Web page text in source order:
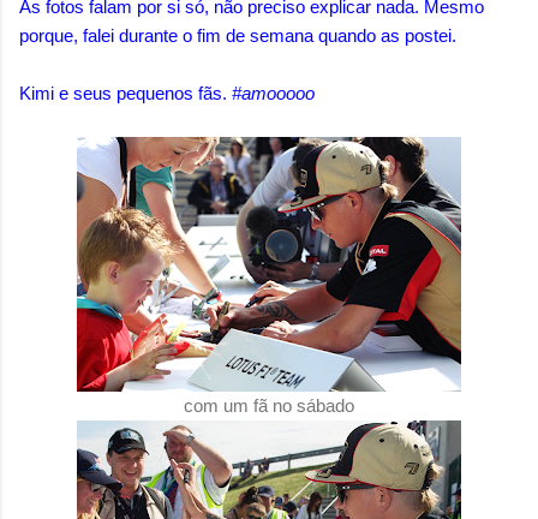
As fotos falam por si só, não preciso explicar nada. Mesmo
porque, falei durante o fim de semana quando as postei.
Kimi e seus pequenos fãs. #amooooo
com um fã no sábado